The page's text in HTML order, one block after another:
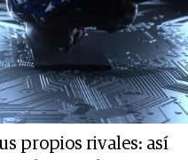
propios rivales: así